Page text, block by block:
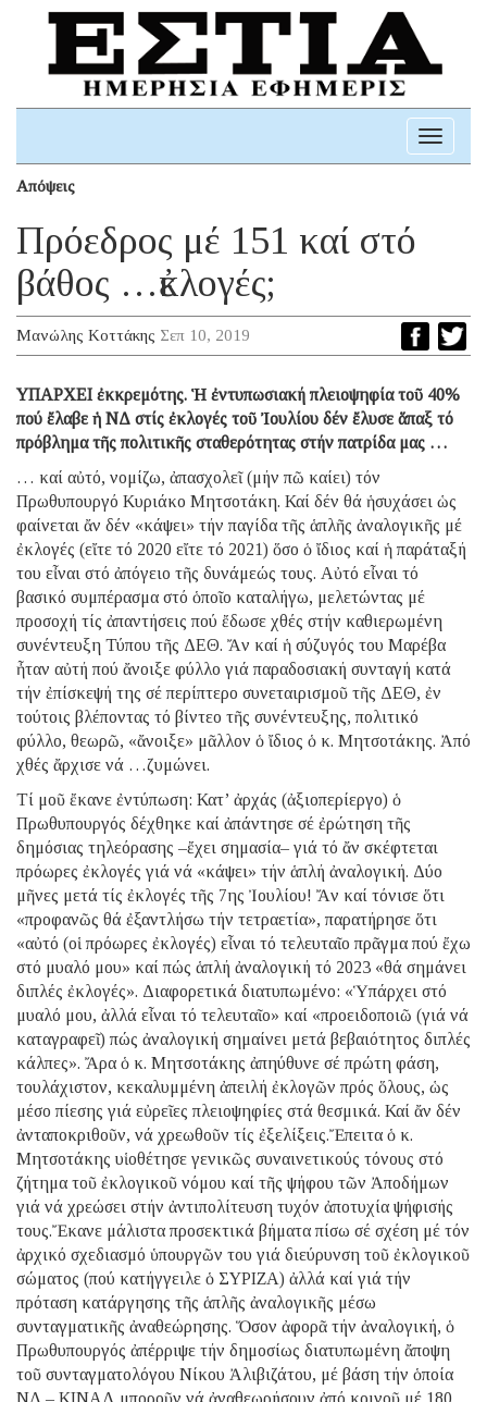
Toggle
Απόψεις
Πρόεδρος μέ 151 καί στό
βάθος …ἐκλογές;
Μανώλης Κοττάκης Σεπ 10, 2019
ΥΠΑΡΧΕΙ ἐκκρεμότης. Ἡ ἐντυπωσιακή πλειοψηφία τοῦ 40%
πού ἔλαβε ἡ ΝΔ στίς ἐκλογές τοῦ Ἰουλίου δέν ἔλυσε ἅπαξ τό
πρόβλημα τῆς πολιτικῆς σταθερότητας στήν πατρίδα μας …
… καί αὐτό, νομίζω, ἀπασχολεῖ (μήν πῶ καίει) τόν
Πρωθυπουργό Κυριάκο Μητσοτάκη. Καί δέν θά ἡσυχάσει ὡς
φαίνεται ἄν δέν «κάψει» τήν παγίδα τῆς ἁπλῆς ἀναλογικῆς μέ
ἐκλογές (εἴτε τό 2020 εἴτε τό 2021) ὅσο ὁ ἴδιος καί ἡ παράταξή
του εἶναι στό ἀπόγειο τῆς δυνάμεώς τους. Αὐτό εἶναι τό
βασικό συμπέρασμα στό ὁποῖο καταλήγω, μελετώντας μέ
προσοχή τίς ἀπαντήσεις πού ἔδωσε χθές στήν καθιερωμένη
συνέντευξη Τύπου τῆς ΔΕΘ. Ἄν καί ἡ σύζυγός του Μαρέβα
ἦταν αὐτή πού ἄνοιξε φύλλο γιά παραδοσιακή συνταγή κατά
τήν ἐπίσκεψή της σέ περίπτερο συνεταιρισμοῦ τῆς ΔΕΘ, ἐν
τούτοις βλέποντας τό βίντεο τῆς συνέντευξης, πολιτικό
φύλλο, θεωρῶ, «ἄνοιξε» μᾶλλον ὁ ἴδιος ὁ κ. Μητσοτάκης. Ἀπό
χθές ἄρχισε νά …ζυμώνει.
Τί μοῦ ἔκανε ἐντύπωση: Κατ’ ἀρχάς (ἀξιοπερίεργο) ὁ
Πρωθυπουργός δέχθηκε καί ἀπάντησε σέ ἐρώτηση τῆς
δημόσιας τηλεόρασης –ἔχει σημασία– γιά τό ἄν σκέφτεται
πρόωρες ἐκλογές γιά νά «κάψει» τήν ἁπλή ἀναλογική. Δύο
μῆνες μετά τίς ἐκλογές τῆς 7ης Ἰουλίου! Ἄν καί τόνισε ὅτι
«προφανῶς θά ἐξαντλήσω τήν τετραετία», παρατήρησε ὅτι
«αὐτό (οἱ πρόωρες ἐκλογές) εἶναι τό τελευταῖο πρᾶγμα πού ἔχω
στό μυαλό μου» καί πώς ἁπλή ἀναλογική τό 2023 «θά σημάνει
διπλές ἐκλογές». Διαφορετικά διατυπωμένο: «Ὑπάρχει στό
μυαλό μου, ἀλλά εἶναι τό τελευταῖο» καί «προειδοποιῶ (γιά νά
καταγραφεῖ) πώς ἀναλογική σημαίνει μετά βεβαιότητος διπλές
κάλπες». Ἄρα ὁ κ. Μητσοτάκης ἀπηύθυνε σέ πρώτη φάση,
τουλάχιστον, κεκαλυμμένη ἀπειλή ἐκλογῶν πρός ὅλους, ὡς
μέσο πίεσης γιά εὐρεῖες πλειοψηφίες στά θεσμικά. Καί ἄν δέν
ἀνταποκριθοῦν, νά χρεωθοῦν τίς ἐξελίξεις.Ἔπειτα ὁ κ.
Μητσοτάκης υἱοθέτησε γενικῶς συναινετικούς τόνους στό
ζήτημα τοῦ ἐκλογικοῦ νόμου καί τῆς ψήφου τῶν Ἀποδήμων
γιά νά χρεώσει στήν ἀντιπολίτευση τυχόν ἀποτυχία ψήφισής
τους.Ἔκανε μάλιστα προσεκτικά βήματα πίσω σέ σχέση μέ τόν
ἀρχικό σχεδιασμό ὑπουργῶν του γιά διεύρυνση τοῦ ἐκλογικοῦ
σώματος (πού κατήγγειλε ὁ ΣΥΡΙΖΑ) ἀλλά καί γιά τήν
πρόταση κατάργησης τῆς ἁπλῆς ἀναλογικῆς μέσω
συνταγματικῆς ἀναθεώρησης. Ὅσον ἀφορᾶ τήν ἀναλογική, ὁ
Πρωθυπουργός ἀπέρριψε τήν δημοσίως διατυπωμένη ἄποψη
τοῦ συνταγματολόγου Νίκου Ἀλιβιζάτου, μέ βάση τήν ὁποία
ΝΔ – ΚΙΝΑΛ μποροῦν νά ἀναθεωρήσουν ἀπό κοινοῦ μέ 180